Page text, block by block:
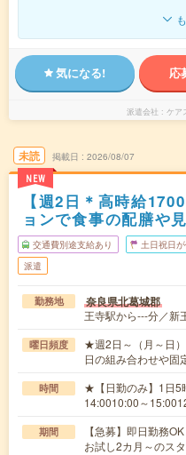
気になる! 応
派遣会社 ケア
未読
NEW
掲載日 2026/08/07
【週2日＊高時給
ョンで食事の配膳や
交通費別途支給あり 土日祝日が
派遣
勤務地 奈良県北葛城郡
王寺駅から---分／新
曜日頻度
★週2日～（月～日
日の組み合わせや固
時間
★【日勤のみ】1日
14:0010:00～
期間
【急募】即日勤務
お試し2カ月～のス